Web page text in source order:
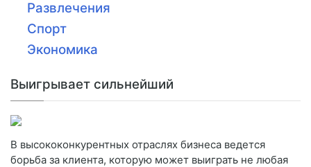
Развлечения
Спорт
Экономика
Выигрывает сильнейший
В высококонкурентных отраслях бизнеса ведется
борьба за клиента, которую может выиграть не любая